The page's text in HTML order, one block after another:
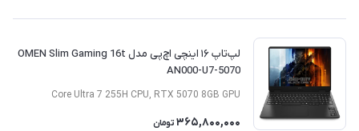
لپ‌تاپ ۱۶ اینچی اچ‌پی مدل OMEN Slim Gaming 16t
AN000-U7-5070
Core Ultra 7 255H CPU, RTX 5070 8GB GPU
365,800,000 تومان